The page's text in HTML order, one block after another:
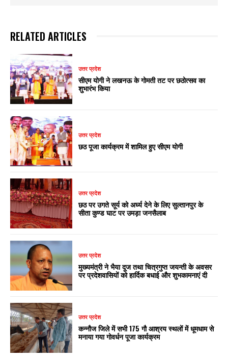
RELATED ARTICLES
उत्तर प्रदेश
सीएम योगी ने लखनऊ के गोमती तट पर छठोत्सव का
शुभारंभ किया
उत्तर प्रदेश
छठ पूजा कार्यक्रम में शामिल हुए सीएम योगी
उत्तर प्रदेश
छठ पर उगते सूर्य को अर्घ्य देने के लिए सुल्तानपुर के
सीता कुण्ड घाट पर उमड़ा जनसैलाब
उत्तर प्रदेश
मुख्यमंत्री ने भैया दूज तथा चित्रगुप्त जयन्ती के अवसर
पर प्रदेशवासियों को हार्दिक बधाई और शुभकामनाएं दी
उत्तर प्रदेश
कन्नौज जिले में सभी 175 गौ आश्रय स्थलों में धूमधाम से
मनाया गया गोवर्धन पूजा कार्यक्रम